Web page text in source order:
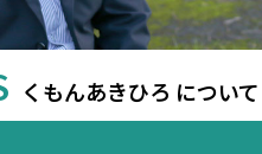
くもんあきひろ について